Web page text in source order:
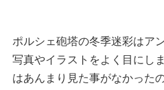
ポルシェ砲塔の冬季迷彩はア
写真やイラストをよく目にし
はあんまり見た事がなかった